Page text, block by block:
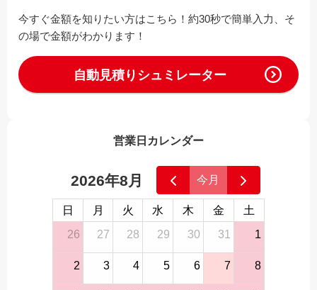
今すぐ金額を知りたい方はこちら！約30秒で簡単入力、そ
の場で金額がわかります！
自動見積りシュミレーター
営業日カレンダー
2026年8月 今月
日 月 火 水 木 金
土
26
27 28 29 30 31 1
2 3 4 5 6 7 8